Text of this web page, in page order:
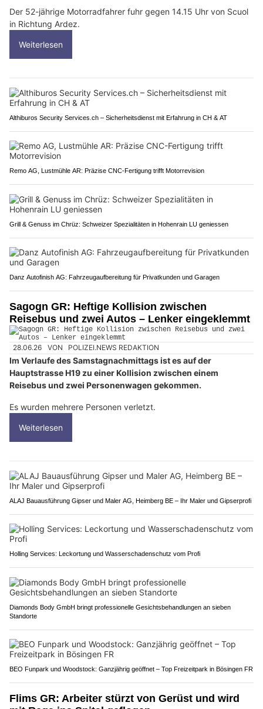
Der 52-jährige Motorradfahrer fuhr gegen 14.15 Uhr von Scuol
in Richtung Ardez.
Weiterlesen
Althiburos Security Services.ch – Sicherheitsdienst mit Erfahrung in CH & AT
Remo AG, Lustmühle AR: Präzise CNC-Fertigung trifft Motorrevision
Grill & Genuss im Chrüz: Schweizer Spezialitäten in Hohenrain LU geniessen
Danz Autofinish AG: Fahrzeugaufbereitung für Privatkunden und Garagen
Sagogn GR: Heftige Kollision zwischen
Reisebus und zwei Autos – Lenker eingeklemmt
28.06.26 VON POLIZEI.NEWS REDAKTION
Im Verlaufe des Samstagnachmittags ist es auf der
Hauptstrasse H19 zu einer Kollision zwischen einem
Reisebus und zwei Personenwagen gekommen.
Es wurden mehrere Personen verletzt.
Weiterlesen
ALAJ Bauausführung Gipser und Maler AG, Heimberg BE – Ihr Maler und Gipserprofi
Holling Services: Leckortung und Wasserschadenschutz vom Profi
Diamonds Body GmbH bringt professionelle Gesichtsbehandlungen an sieben
Standorte
BEO Funpark und Woodstock: Ganzjährig geöffnet – Top Freizeitpark in Bösingen FR
Flims GR: Arbeiter stürzt von Gerüst und wird